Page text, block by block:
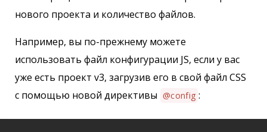
нового проекта и количество файлов.
Например, вы по-прежнему можете
использовать файл конфигурации JS, если у вас
уже есть проект v3, загрузив его в свой файл CSS
с помощью новой директивы @config :